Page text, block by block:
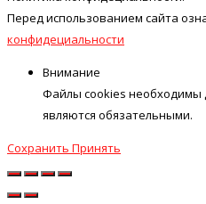
Перед использованием сайта
конфидециальности
Внимание
Файлы cookies необходимы
являются обязательными.
Сохранить Принять